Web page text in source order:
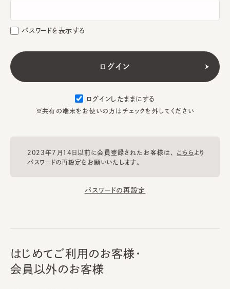
パスワードを表示する
ログインしたままにする
※共有の端末をお使いの方はチェックを外してください
2023年7月14日以前に会員登録されたお客様は、 こちらより
パスワードの再設定をお願いいたします。
パスワードの再設定
はじめてご利用のお客様・
会員以外のお客様